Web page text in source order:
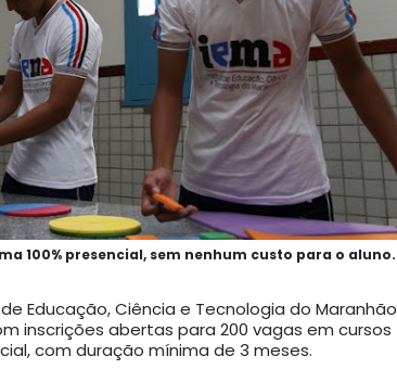
100% presencial, sem nenhum custo para o aluno.
de Educação, Ciência e Tecnologia do Maranhão
inscrições abertas para 200 vagas em cursos
com duração mínima de 3 meses.